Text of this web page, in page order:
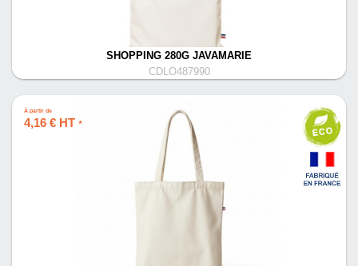
SHOPPING 280G JAVAMARIE
CDLO487990
À partir de
4,16 € HT *